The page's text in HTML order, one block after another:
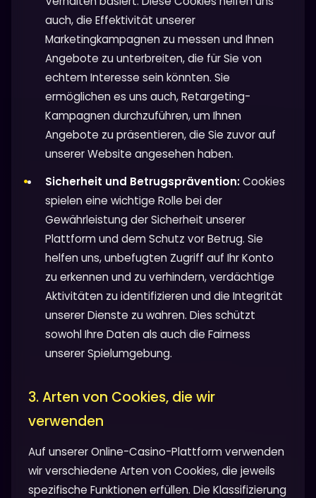
auch, die Effektivität unserer
Marketingkampagnen zu messen und Ihnen
Angebote zu unterbreiten, die für Sie von
echtem Interesse sein könnten. Sie
ermöglichen es uns auch, Retargeting-
Kampagnen durchzuführen, um Ihnen
Angebote zu präsentieren, die Sie zuvor auf
unserer Website angesehen haben.
Sicherheit und Betrugsprävention:Cookies
spielen eine wichtige Rolle bei der
Gewährleistung der Sicherheit unserer
Plattform und dem Schutz vor Betrug. Sie
helfen uns, unbefugten Zugriff auf Ihr Konto
zu erkennen und zu verhindern, verdächtige
Aktivitäten zu identifizieren und die Integrität
unserer Dienste zu wahren. Dies schützt
sowohl Ihre Daten als auch die Fairness
unserer Spielumgebung.
3. Arten von Cookies, die wir
verwenden
Auf unserer Online-Casino-Plattform verwenden
wir verschiedene Arten von Cookies, die jeweils
spezifische Funktionen erfüllen. Die Klassifizierung